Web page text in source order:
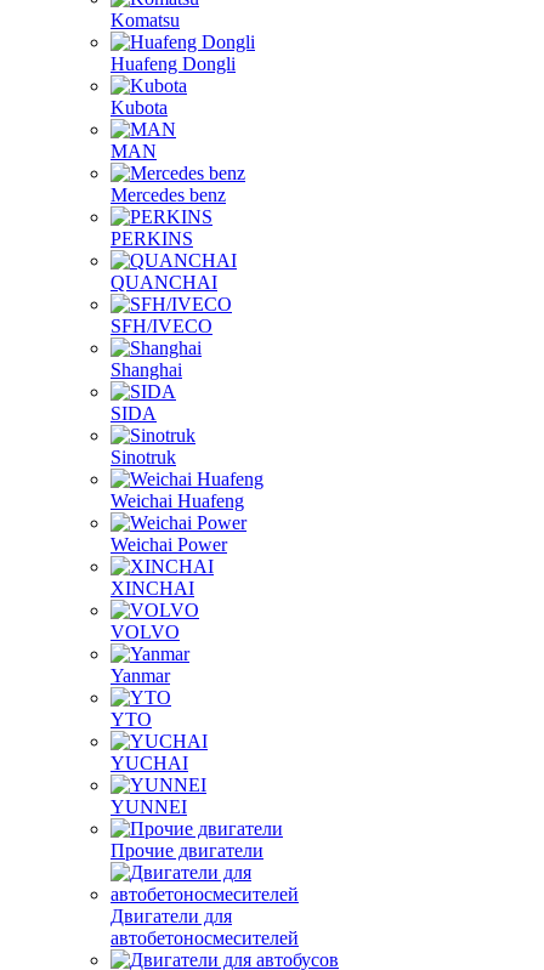
Komatsu
Huafeng Dongli
Kubota
MAN
Mercedes benz
PERKINS
QUANCHAI
SFH/IVECO
Shanghai
SIDA
Sinotruk
Weichai Huafeng
Weichai Power
XINCHAI
VOLVO
Yanmar
YTO
YUCHAI
YUNNEI
Прочие двигатели
Двигатели для
автобетоносмесителей